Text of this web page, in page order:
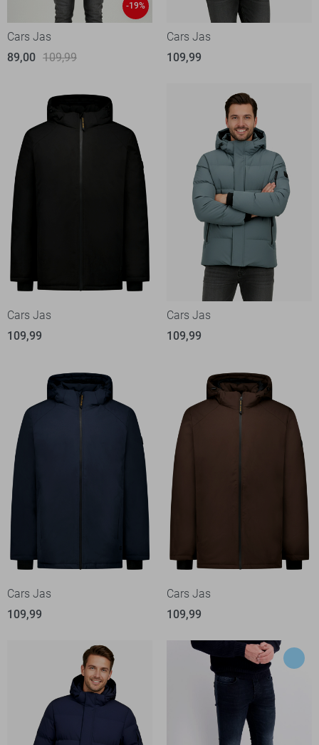
-19%
Cars Jas
89,00 109,99
Cars Jas
109,99
Cars Jas
109,99
Cars Jas
109,99
Cars Jas
109,99
Cars Jas
109,99